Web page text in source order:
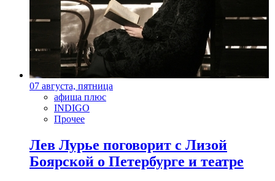
07 августа, пятница
афиша плюс
INDIGO
Прочее
Лев Лурье поговорит с Лизой
Боярской о Петербурге и театре